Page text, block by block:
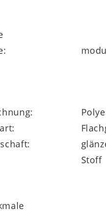
Stoff